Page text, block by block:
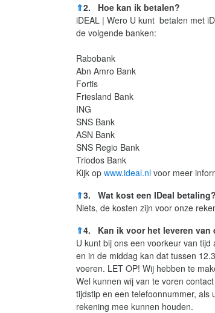
⇑2. Hoe kan ik betalen?
iDEAL | Wero U kunt betalen met
de volgende banken:
Rabobank
Abn Amro Bank
Fortis
Friesland Bank
ING
SNS Bank
ASN Bank
SNS Regio Bank
Triodos Bank
Kijk op www.ideal.nl voor meer
⇑3. Wat kost een IDeal betaling?
Niets, de kosten zijn voor onze
⇑4. Kan ik voor het leveren van
U kunt bij ons een voorkeur van
en in de middag kan dat tussen
voeren. LET OP! Wij hebben te
Wel kunnen wij van te voren
tijdstip en een telefoonnummer,
rekening mee kunnen houden.